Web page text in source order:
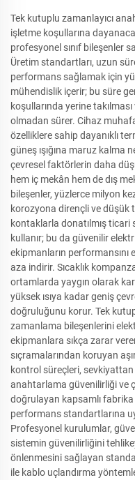
Tek kutuplu zamanlayıcı
işletme koşullarına
profesyonel sınıf bileşenler
Üretim standartları, uzun
performans sağlamak için
mühendislik içerir; bu süre
koşullarında yerine
olmadan sürer. Cihaz
özelliklere sahip dayanıklı
güneş ışığına maruz kalma
çevresel faktörlerin daha
hem iç mekân hem de dış
bileşenler, yüzlerce milyon
korozyona dirençli ve düşük
kontaklarla donatılmış ticari
kullanır; bu da güvenilir
ekipmanların
aza indirir. Sıcaklık
ortamlarda yaygın olarak
yüksek ısıya kadar geniş
doğruluğunu korur. Tek
zamanlama bileşenlerini
ekipmanlara sıkça zarar
sıçramalarından koruyan
kontrol süreçleri,
anahtarlama güvenilirliği ve
doğrulayan kapsamlı fabrika
performans standartlarına
Profesyonel kurulumlar,
sistemin güvenilirliğini
önlenmesini sağlayan
ile kablo uçlandırma